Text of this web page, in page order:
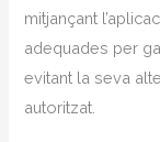
mitjançant
adequades per
evitant la seva
autoritzat.